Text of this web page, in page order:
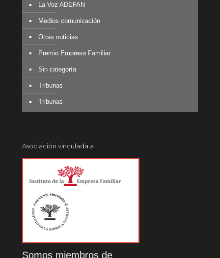
La Voz ADEFAN
Medios comunicación
Otras noticias
Premio Empresa Familiar
Sin categoría
Tribunas
Tribunas
Asociación vinculada a
Somos miembros de